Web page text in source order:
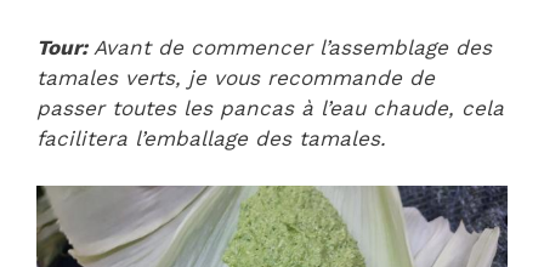
Tour:Avant de commencer l’assemblage des
tamales verts, je vous recommande de
passer toutes les pancas à l’eau chaude, cela
facilitera l’emballage des tamales.